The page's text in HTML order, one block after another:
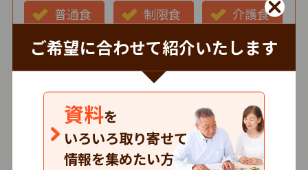
ご希望に合わせて紹介いたします
資料を
いろいろ取り寄せて
情報を集めたい方
普通食 制限食
介護食
お弁当の状態
仕出し
冷蔵
冷凍
朝
昼
夕